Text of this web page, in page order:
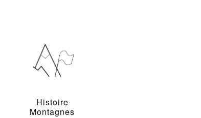
Histoire
Montagnes